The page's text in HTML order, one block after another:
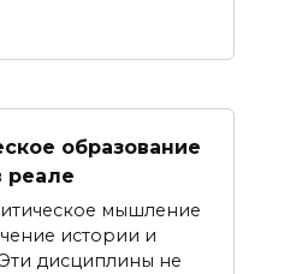
образование
реале
мышление
истории и
дисциплины не